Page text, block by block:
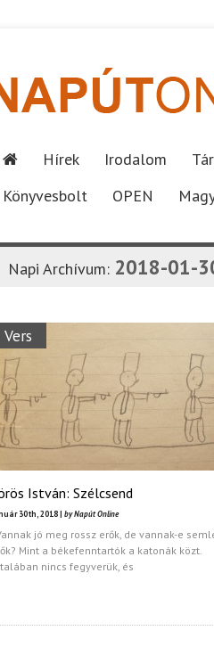
Hírek Irodalom
Könyvesbolt
OPEN
Napi Archívum: 2018-01-
Vers
István: Szélcsend
30th, 2018 | by Napút Online
jó meg rossz erők, de vannak-e
Mint a békefenntartók a katonák közt.
nincs fegyverük, és